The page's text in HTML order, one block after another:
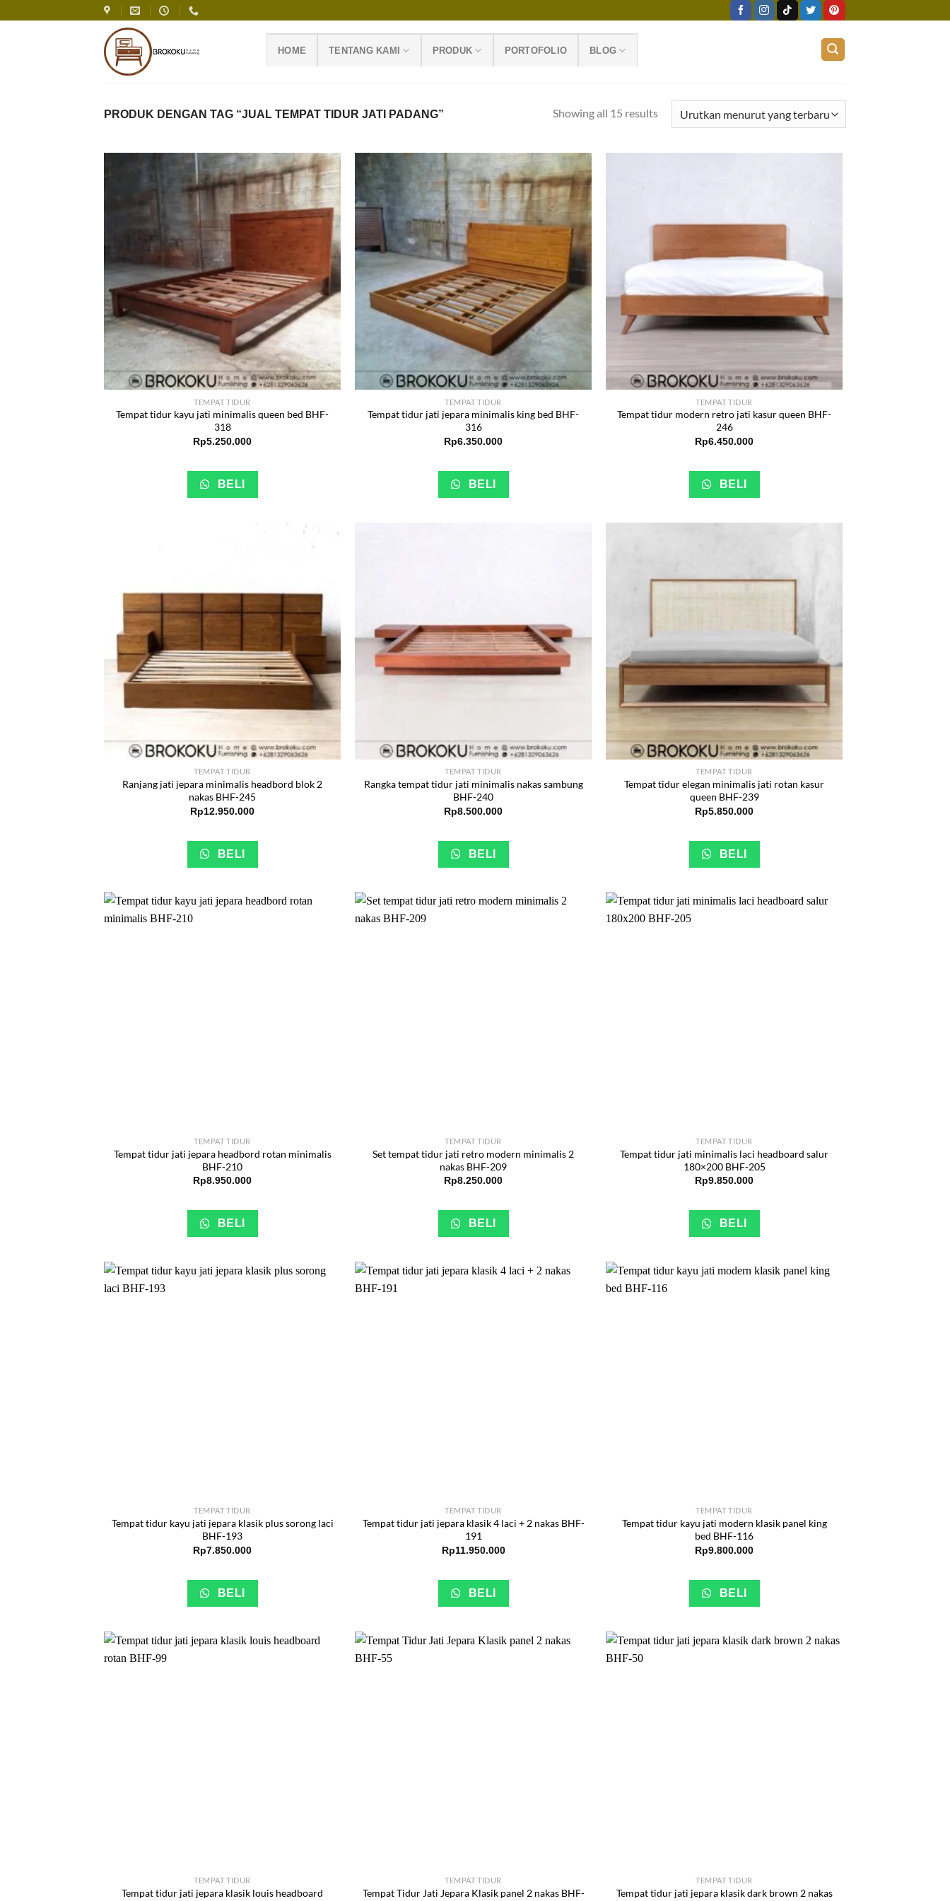
HOME TENTANG KAMI PRODUK PORTOFOLIO BLOG
PRODUK DENGAN TAG “JUAL TEMPAT TIDUR JATI PADANG” Showing all 15 results
TEMPAT TIDUR
Tempat tidur kayu jati minimalis queen bed BHF-
318
Rp5.250.000
BELI
TEMPAT TIDUR
Tempat tidur jati jepara minimalis king bed BHF-
316
Rp6.350.000
BELI
TEMPAT TIDUR
Tempat tidur modern retro jati kasur queen BHF-
246
Rp6.450.000
BELI
TEMPAT TIDUR
Ranjang jati jepara minimalis headbord blok 2
nakas BHF-245
Rp12.950.000
BELI
TEMPAT TIDUR
Rangka tempat tidur jati minimalis nakas sambung
BHF-240
Rp8.500.000
BELI
TEMPAT TIDUR
Tempat tidur elegan minimalis jati rotan kasur
queen BHF-239
Rp5.850.000
BELI
TEMPAT TIDUR
Tempat tidur jati jepara headbord rotan minimalis
BHF-210
Rp8.950.000
BELI
TEMPAT TIDUR
Set tempat tidur jati retro modern minimalis 2
nakas BHF-209
Rp8.250.000
BELI
TEMPAT TIDUR
Tempat tidur jati minimalis laci headboard salur
180×200 BHF-205
Rp9.850.000
BELI
TEMPAT TIDUR
Tempat tidur kayu jati jepara klasik plus sorong laci
BHF-193
Rp7.850.000
BELI
TEMPAT TIDUR
Tempat tidur jati jepara klasik 4 laci + 2 nakas BHF-
191
Rp11.950.000
BELI
TEMPAT TIDUR
Tempat tidur kayu jati modern klasik panel king
bed BHF-116
Rp9.800.000
BELI
TEMPAT TIDUR
Tempat tidur jati jepara klasik louis headboard
TEMPAT TIDUR
Tempat Tidur Jati Jepara Klasik panel 2 nakas BHF-
TEMPAT TIDUR
Tempat tidur jati jepara klasik dark brown 2 nakas